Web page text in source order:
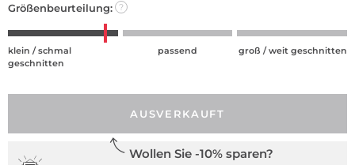
Größenbeurteilung: ?
klein / schmal
geschnitten
passend groß / weit geschnitten
AUSVERKAUFT
Wollen Sie -10% sparen?